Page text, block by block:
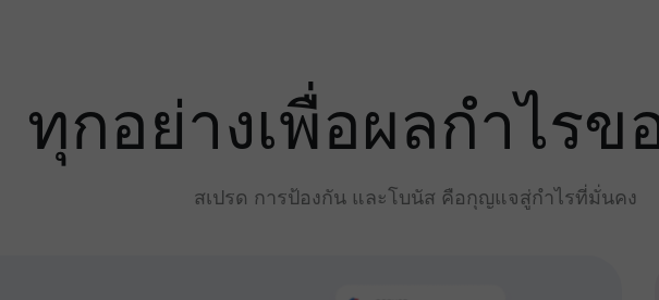
ทุกอย่างเพื่อผลกำไร
สเปรด การป้องกัน และโบนัส คือกุญแจสู่กำไรที่มั่นคง